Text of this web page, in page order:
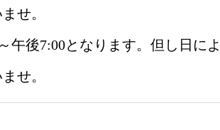
せ。
午後7:00となります。但し日
せ。